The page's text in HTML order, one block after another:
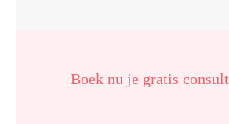
Boek nu je gratis consult